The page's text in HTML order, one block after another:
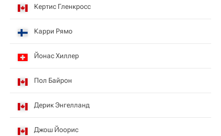
Кертис Гленкросс
Карри Рямо
Йонас Хиллер
Пол Байрон
Дерик Энгелланд
Джош Йоорис